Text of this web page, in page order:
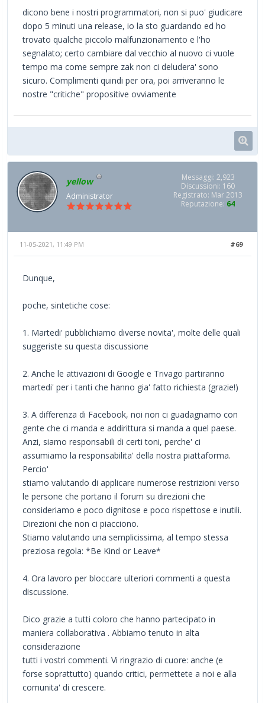
dicono bene i nostri programmatori, non si puo' giudicare
dopo 5 minuti una release, io la sto guardando ed ho
trovato qualche piccolo malfunzionamento e l'ho
segnalato; certo cambiare dal vecchio al nuovo ci vuole
tempo ma come sempre zak non ci deludera' sono
sicuro. Complimenti quindi per ora, poi arriveranno le
nostre "critiche" propositive ovviamente
yellow
Administrator
Messaggi: 2,923
Discussioni: 160
Registrato: Mar 2013
Reputazione: 64
#69
11-05-2021, 11:49 PM
Dunque,
poche, sintetiche cose:
1. Martedi' pubblichiamo diverse novita', molte delle quali
suggeriste su questa discussione
2. Anche le attivazioni di Google e Trivago partiranno
martedi' per i tanti che hanno gia' fatto richiesta (grazie!)
3. A differenza di Facebook, noi non ci guadagnamo con
gente che ci manda e addirittura si manda a quel paese.
Anzi, siamo responsabili di certi toni, perche' ci
assumiamo la responsabilita' della nostra piattaforma.
Percio'
stiamo valutando di applicare numerose restrizioni verso
le persone che portano il forum su direzioni che
consideriamo e poco dignitose e poco rispettose e inutili.
Direzioni che non ci piacciono.
Stiamo valutando una semplicissima, al tempo stessa
preziosa regola: *Be Kind or Leave*
4. Ora lavoro per bloccare ulteriori commenti a questa
discussione.
Dico grazie a tutti coloro che hanno partecipato in
maniera collaborativa . Abbiamo tenuto in alta
considerazione
tutti i vostri commenti. Vi ringrazio di cuore: anche (e
forse soprattutto) quando critici, permettete a noi e alla
comunita' di crescere.